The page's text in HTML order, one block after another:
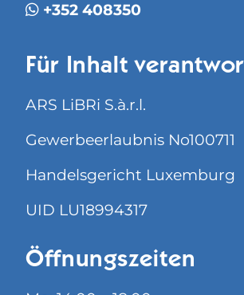
+352 408350
Für Inhalt
ARS LiBRi S.à.r.l.
Gewerbeerlaubnis No100711
Handelsgericht Luxemburg
UID LU18994317
Öffnungszeiten